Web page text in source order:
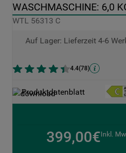
WASCHMASCHINE: 6,0
56313 C
WTL 56313 C
Auf Lager: Lieferzeit 4-6
4.4(78)
Produktdatenblatt
399,00€Inkl.